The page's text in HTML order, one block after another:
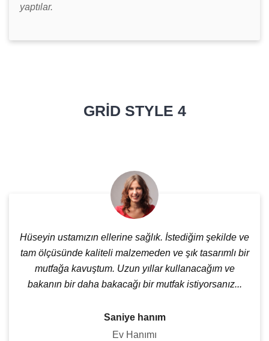
yaptılar.
GRID STYLE 4
Hüseyin ustamızın ellerine sağlık. İstediğim şekilde ve
tam ölçüsünde kaliteli malzemeden ve şık tasarımlı bir
mutfağa kavuştum. Uzun yıllar kullanacağım ve
bakanın bir daha bakacağı bir mutfak istiyorsanız...
Saniye hanım
Ev Hanımı